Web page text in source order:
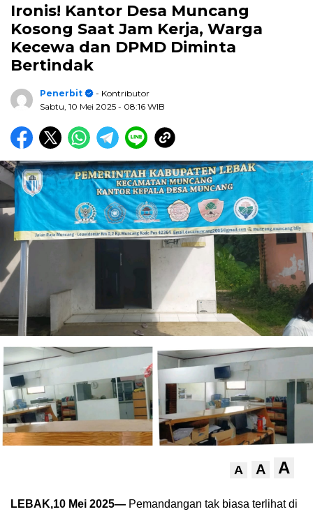
Ironis! Kantor Desa Muncang
Kosong Saat Jam Kerja, Warga
Kecewa dan DPMD Diminta
Bertindak
Penerbit
- Kontributor
Sabtu, 10 Mei 2025 - 08:16 WIB
A A A
LEBAK,10 Mei 2025— Pemandangan tak biasa terlihat di